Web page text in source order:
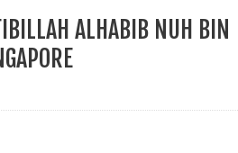
MELIHAT, TETAPI MENGENAL DIRI
ALHABIB NUH BIN